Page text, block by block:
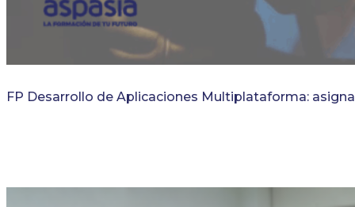
FP Desarrollo de Aplicaciones Multiplataforma: